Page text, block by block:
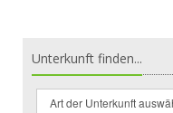
Unterkunft finden...